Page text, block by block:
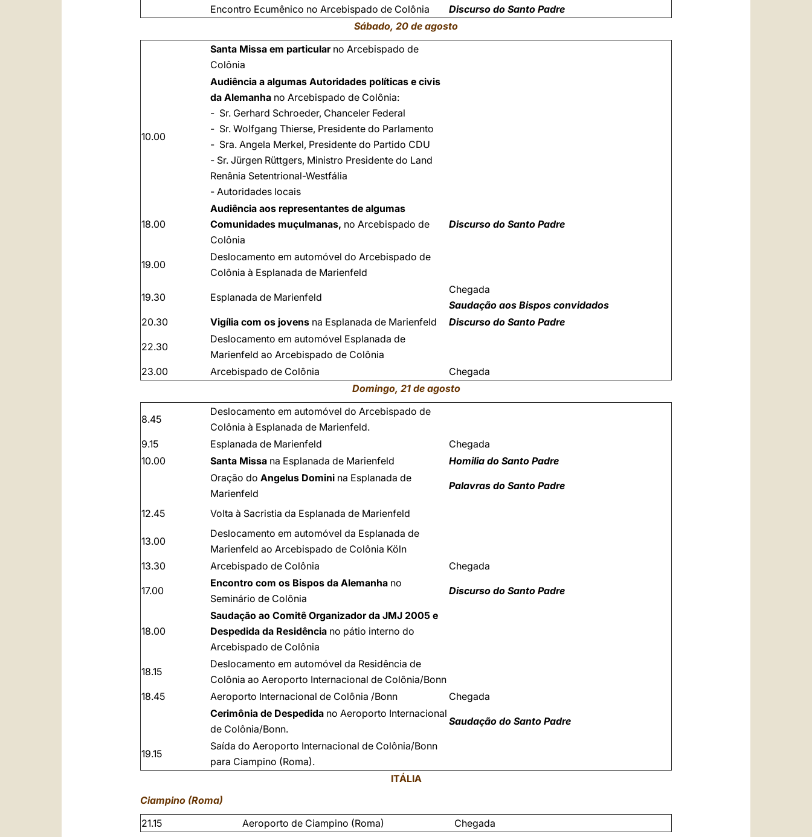
Encontro Ecumênico no Arcebispado de Colônia
Discurso do Santo Padre
Sábado, 20 de agosto
Santa Missa em particularno Arcebispado de
Colônia
10.00
Audiência a algumas Autoridades políticas e civis
da Alemanha no Arcebispado de Colônia:
- Sr. Gerhard Schroeder, Chanceler Federal
- Sr. Wolfgang Thierse, Presidente do Parlamento
- Sra. Angela Merkel, Presidente do Partido CDU
- Sr. Jürgen Rüttgers, Ministro Presidente do Land
Renânia Setentrional-Westfália
- Autoridades locais
18.00
Audiência aos representantes de algumas
Comunidades muçulmanas, no Arcebispado de
Colônia
Discurso do Santo Padre
19.00
Deslocamento em automóvel do Arcebispado de
Colônia à Esplanada de Marienfeld
19.30 Esplanada de Marienfeld
Chegada
Saudação aos Bispos convidados
20.30
Vigília com os jovens na Esplanada de Marienfeld Discurso do Santo Padre
22.30
Deslocamento em automóvel Esplanada de
Marienfeld ao Arcebispado de Colônia
23.00
Arcebispado de Colônia
Chegada
Domingo, 21 de agosto
8.45
Deslocamento em automóvel do Arcebispado de
Colônia à Esplanada de Marienfeld.
9.15
Esplanada de Marienfeld
Chegada
10.00
Santa Missa na Esplanada de Marienfeld
Homilia do Santo Padre
Oração do Angelus Domini na Esplanada de
Marienfeld
Palavras do Santo Padre
12.45 Volta à Sacristia da Esplanada de Marienfeld
13.00
Deslocamento em automóvel da Esplanada de
Marienfeld ao Arcebispado de Colônia Köln
13.30
Arcebispado de Colônia Chegada
17.00
Encontro com os Bispos da Alemanha no
Seminário de Colônia
Discurso do Santo Padre
18.00
Saudação ao Comitê Organizador da JMJ 2005 e
Despedida da Residência no pátio interno do
Arcebispado de Colônia
18.15
Deslocamento em automóvel da Residência de
Colônia ao Aeroporto Internacional de Colônia/Bonn
18.45
Aeroporto Internacional de Colônia /Bonn
Chegada
Cerimônia de Despedida no Aeroporto Internacional
de Colônia/Bonn.
Saudação do Santo Padre
19.15
Saída do Aeroporto Internacional de Colônia/Bonn
para Ciampino (Roma).
ITÁLIA
Ciampino (Roma)
21.15
Aeroporto de Ciampino (Roma) Chegada